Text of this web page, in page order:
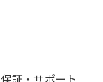
保証・サポート